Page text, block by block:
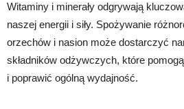
Witaminy i minerały odgrywają
naszej energii i siły. Spożywanie
orzechów i nasion może dostarczyć
składników odżywczych, które
i poprawić ogólną wydajność.